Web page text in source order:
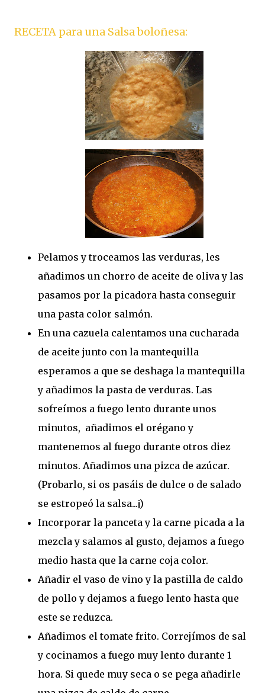
RECETA para una Salsa boloñesa:
Pelamos y troceamos las verduras, les
añadimos un chorro de aceite de oliva y las
pasamos por la picadora hasta conseguir
una pasta color salmón.
En una cazuela calentamos una cucharada
de aceite junto con la mantequilla
esperamos a que se deshaga la mantequilla
y añadimos la pasta de verduras. Las
sofreímos a fuego lento durante unos
minutos, añadimos el orégano y
mantenemos al fuego durante otros diez
minutos. Añadimos una pizca de azúcar.
(Probarlo, si os pasáis de dulce o de salado
se estropeó la salsa...¡)
Incorporar la panceta y la carne picada a la
mezcla y salamos al gusto, dejamos a fuego
medio hasta que la carne coja color.
Añadir el vaso de vino y la pastilla de caldo
de pollo y dejamos a fuego lento hasta que
este se reduzca.
Añadimos el tomate frito. Correjímos de sal
y cocinamos a fuego muy lento durante 1
hora. Si quede muy seca o se pega añadirle